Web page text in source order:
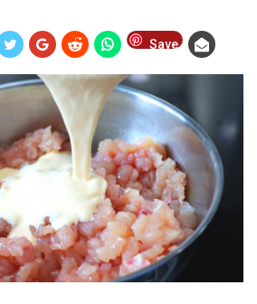
Save